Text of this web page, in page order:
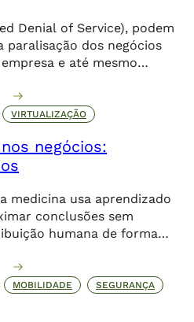
Denial of Service), podem
paralisação dos negócios
e até mesmo
da companhia. Além de
no ambiente
irreparáveis. Alguns dos
que […]
VIRTUALIZAÇÃO
negócios:
medicina usa aprendizado
conclusões sem
humana de forma
MOBILIDADE
SEGURANÇA